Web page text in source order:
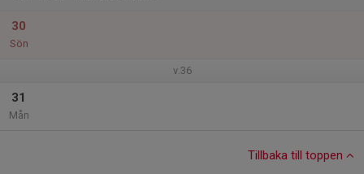
30
Sön
v.36
31
Mån
Tillbaka till toppen